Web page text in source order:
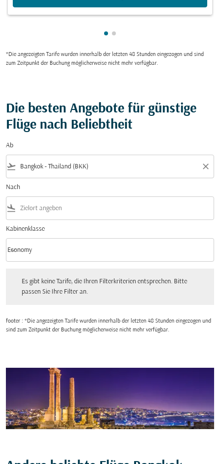
zeigt cmp-pagination-
zeigt cmp-pagination-
*Die angezeigten Tarife wurden innerhalb der letzten 48 Stunden eingezogen und sind
zum Zeitpunkt der Buchung möglicherweise nicht mehr verfügbar.
Die besten Angebote für günstige
Flüge nach Beliebtheit
Ab
flight_takeoff close
Nach
flight_land
Kabinenklasse
Kabinenklasse option Economy Selected
Economy
keyboard_arrow_down
Es gibt keine Tarife, die Ihren Filterkriterien entsprechen. Bitte
passen Sie Ihre Filter an.
footer : *Die angezeigten Tarife wurden innerhalb der letzten 48 Stunden eingezogen und
sind zum Zeitpunkt der Buchung möglicherweise nicht mehr verfügbar.